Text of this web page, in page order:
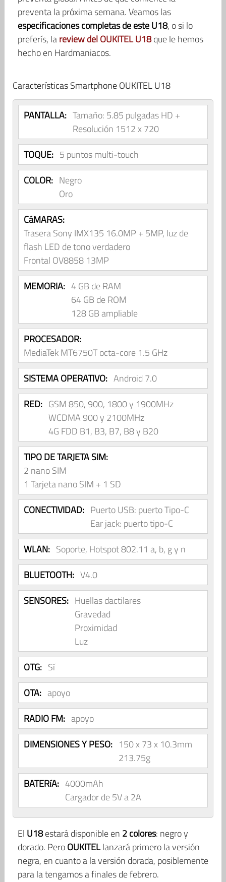
preventa la próxima semana. Veamos las
especificaciones completas de este U18, o si lo
preferís, lareview del OUKITEL U18que le hemos
hecho en Hardmaniacos.
Características Smartphone OUKITEL U18
PANTALLA: Tamaño: 5.85 pulgadas HD +
Resolución 1512 x 720
TOQUE: 5 puntos multi-touch
COLOR: Negro
Oro
CáMARAS:
Trasera Sony IMX135 16.0MP + 5MP, luz de
flash LED de tono verdadero
Frontal OV8858 13MP
MEMORIA: 4 GB de RAM
64 GB de ROM
128 GB ampliable
PROCESADOR:
MediaTek MT6750T octa-core 1.5 GHz
SISTEMA OPERATIVO: Android 7.0
RED: GSM 850, 900, 1800 y 1900MHz
WCDMA 900 y 2100MHz
4G FDD B1, B3, B7, B8 y B20
TIPO DE TARJETA SIM:
2 nano SIM
1 Tarjeta nano SIM + 1 SD
CONECTIVIDAD: Puerto USB: puerto Tipo-C
Ear jack: puerto tipo-C
WLAN: Soporte, Hotspot 802.11 a, b, g y n
BLUETOOTH: V4.0
SENSORES: Huellas dactilares
Gravedad
Proximidad
Luz
OTG: Sí
OTA: apoyo
RADIO FM: apoyo
DIMENSIONES Y PESO: 150 x 73 x 10.3mm
213.75g
BATERíA: 4000mAh
Cargador de 5V a 2A
El U18estará disponible en 2 colores: negro y
dorado. PeroOUKITELlanzará primero la versión
negra, en cuanto a la versión dorada, posiblemente
para la tengamos a finales de febrero.